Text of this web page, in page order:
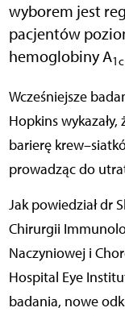
wyborem jest
pacjentów
hemoglobiny A1c
Wcześniejsze badania naukowców z Johns
Hopkins
barierę
prowadząc do
Jak powiedział dr
Chirurgii
Naczyniowej i
Hospital Eye
badania, nowe